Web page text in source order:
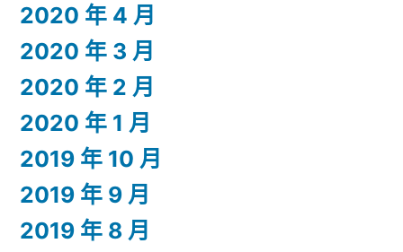
2020 年 4 月
2020 年 3 月
2020 年 2 月
2020 年 1 月
2019 年 10 月
2019 年 9 月
2019 年 8 月